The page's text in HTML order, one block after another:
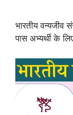
भारतीय वन्यजीव
पास अभ्यर्थी के